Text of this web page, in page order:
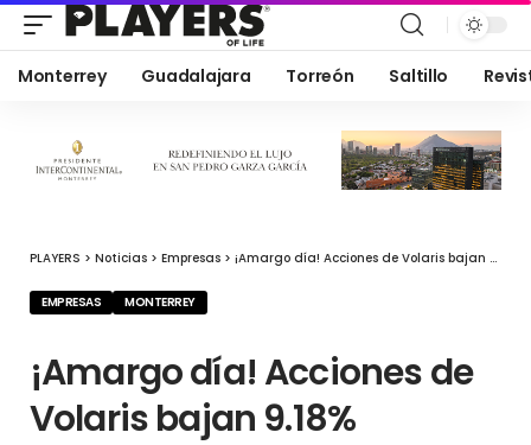
Monterrey Guadalajara Torreón Saltillo
PLAYERS > Noticias > Empresas > ¡Amargo día! Acciones de Volaris bajan 9.18%
EMPRESAS MONTERREY
¡Amargo día! Acciones de
Volaris bajan 9.18%